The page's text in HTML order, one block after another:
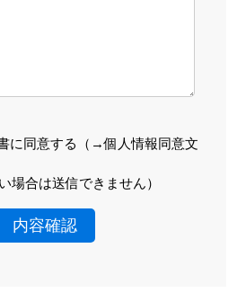
に同意する（ →個人情報同意文
場合は送信できません）
内容確認